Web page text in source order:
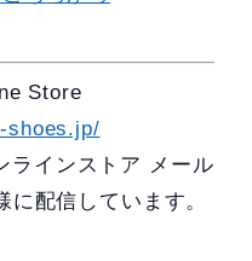
Store
shoes.jp/
ラインストア メール
配信しています。